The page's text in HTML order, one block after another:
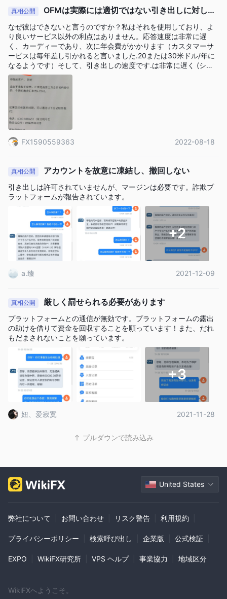
One Financial Marketsトレーダーがさまざまな金融市場にアクセ
スできるよう、多様な市場手段を提供します。
外国為替
取引が
可能になり、トレーダーは世界の為替市場に参加できるようにな
ります。さらに、彼らは提供します CFD（CFD）違い) 株式
についてこれにより、トレーダーは原資産を所有せずに個々の
株式の値動きを推測することができます。トレーダーはCFDを取
引することもできます
ーを代表する株のバスケットへのエクスポージャを与えます。
加えて、 One Financial Markets CFDを提供しています
トレーダーが金と銀を取引できるようになります。
は、石油、ガス、農産物などのさまざまな商品の取引に利用でき
ます。エネルギー 原油や天然ガスなども取引可能な商品です。
貨、トレーダーにビットコイン、イーサリアムなどの人気のある
デジタル資産の価格変動を推測する機会を提供します。この幅広
い市場商品を利用して、トレーダーはポートフォリオを多様化
し、さまざまな市場機会を活用できます。
アカウント
口座に関しては、すべてのクライアントにデモ口座とライブ取引
口座へのアクセスが与えられます。デモ口座は、クライアントが
取引環境をテストし、取引戦略を実践するための優れたツールで
レーションできるようになります。
一方で、 One Financial Marketsも提供しています最低入金額
要件のないライブ取引口座、さまざまな投資予算を持つトレ
ーダーが利用できるようになります。この機能により、トレーダ
ーは自分が満足できる金額で取引を開始し、自信と経験を積むに
つれて徐々に取引資金を増やすことができます。デモアカウント
とライブアカウントの両方を提供することで、 One Financial
Marketsさまざまなスキルレベルや投資能力のトレーダーのニー
ズに応えます。
ブローカーから資金を借りて取引ポジションを拡大できます。
400:1 のような高いレバレッジ比率を使用すると、トレーダーは
ります。
レバレッジを高くすると、より大きな利益を得る機会が得られま
際には注意し、しっかりとしたリスク管理戦略を立てる必要があ
られますが、関連するリスクを理解し、責任を持って取引するこ
真相公開
OFMは実際には適切ではない引き出しに対して
10％を控除します
なぜ彼はできないと言うのですか？私はそれを使用しており、よ
り良いサービス以外の利点はありません。応答速度は非常に遅
く、カーディーであり、次に年会費がかかります（カスタマーサ
ービスは毎年差し引かれると言いました.20または30米ドル/年に
なるようです）そして、引き出しの速度です.は非常に遅く (シス
テム メンテナンスは最後に 1 週間待つことがよくありました)、リ
アルタイムの為替レートは 6.7 です。王府の出金は6.2で、これは
10%を差し引いたものに相当する（第三者に出金する代行と言わ
で、OFMは本当にありえる」 t。
FX1590559363 2022-08-18
真相公開 アカウントを故意に凍結し、撤回しない
引き出しは許可されていませんが、マージンは必要です。詐欺プ
ラットフォームが報告されています。
+2
a.臻 2021-12-09
真相公開 厳しく罰せられる必要があります
プラットフォームとの通信が無効です。プラットフォームの露出
の助けを借りて資金を回収することを願っています！また、だれ
もだまされないことを願っています。
+3
妞、爱寂寞 2021-11-28
プルダウンで読み込み
United States
弊社について お問い合わせ リスク警告 利用規約
プライバシーポリシー 検索呼び出し 企業版 公式検証
EXPO WikiFX研究所 VPS ヘルプ 事業協力 地域区分
WikiFXへようこそ。